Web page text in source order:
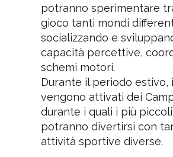
potranno sperimentare
gioco tanti mondi
socializzando e
capacità percettive,
schemi motori.
Durante il periodo estivo,
vengono attivati dei
durante i quali i più piccoli
potranno divertirsi con
attività sportive diverse.